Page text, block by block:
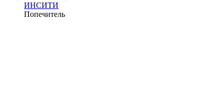
ИНСИТИ
Попечитель